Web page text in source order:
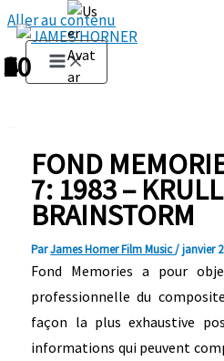
Aller au contenu
FOND
7: 1983 –
BRAINSTORM
ParJames Horner Film Music/janvier
Fond Memories a pour
professionnelle du
façon la plus exhaustive
informations qui peuvent
1
2
3
4
5
6
7
8
9
10